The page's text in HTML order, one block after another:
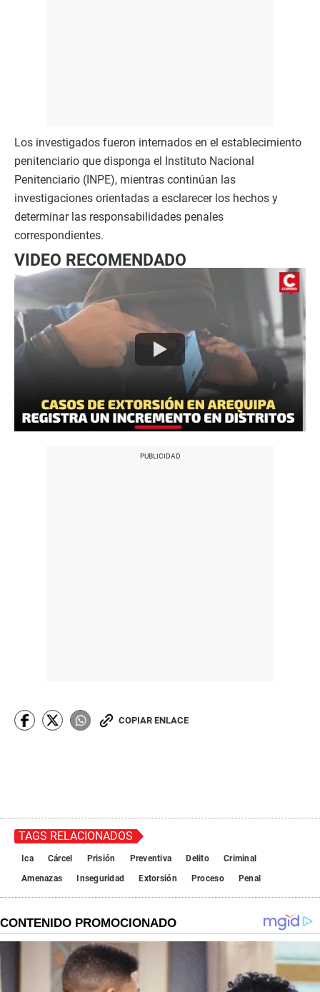
Los investigados fueron internados en el establecimiento
penitenciario que disponga el Instituto Nacional
Penitenciario (INPE), mientras continúan las
investigaciones orientadas a esclarecer los hechos y
determinar las responsabilidades penales
correspondientes.
VIDEO RECOMENDADO
COPIAR ENLACE
TAGS RELACIONADOS
Ica Cárcel Prisión Preventiva Delito
Criminal
Amenazas
Inseguridad Extorsión Proceso Penal